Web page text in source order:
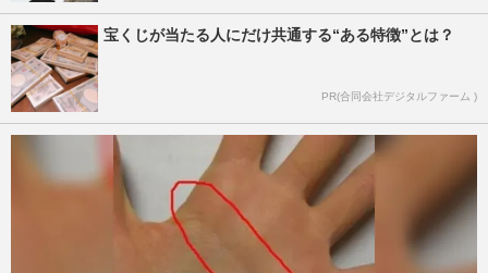
宝くじが当たる人にだけ共通する“ある特徴”とは？
PR(合同会社デジタルファーム )